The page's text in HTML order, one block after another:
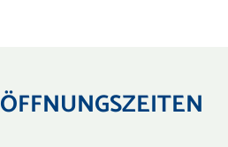
ÖFFNUNGSZEITEN